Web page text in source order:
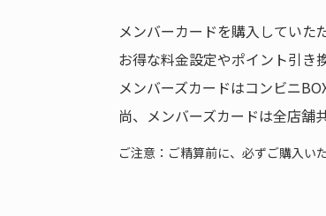
メンバーカードを購入していた
お得な料金設定やポイント引き
メンバーズカードはコンビニ
尚、メンバーズカードは全店舗
ご注意：ご精算前に、必ずご購入い